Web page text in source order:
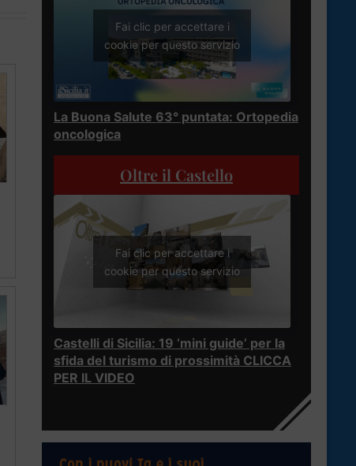
Fai clic per accettare i
cookie per questo servizio
La Buona Salute 63° puntata: Ortopedia
oncologica
Oltre il Castello
Fai clic per accettare i
cookie per questo servizio
Castelli di Sicilia: 19 ‘mini guide’ per la
sfida del turismo di prossimità CLICCA
PER IL VIDEO